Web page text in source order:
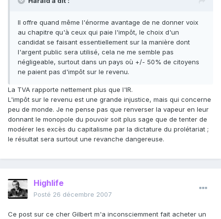
Il offre quand même l'énorme avantage de ne donner voix
au chapitre qu'à ceux qui paie l'impôt, le choix d'un
candidat se faisant essentiellement sur la manière dont
l'argent public sera utilisé, cela ne me semble pas
négligeable, surtout dans un pays où +/- 50% de citoyens
ne paient pas d'impôt sur le revenu.
La TVA rapporte nettement plus que l'IR.
L'impôt sur le revenu est une grande injustice, mais qui concerne
peu de monde. Je ne pense pas que renverser la vapeur en leur
donnant le monopole du pouvoir soit plus sage que de tenter de
modérer les excès du capitalisme par la dictature du prolétariat ;
le résultat sera surtout une revanche dangereuse.
Highlife
Posté 26 décembre 2007
Ce post sur ce cher Gilbert m'a inconsciemment fait acheter un